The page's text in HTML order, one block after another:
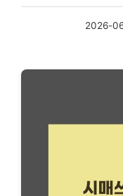
2026-